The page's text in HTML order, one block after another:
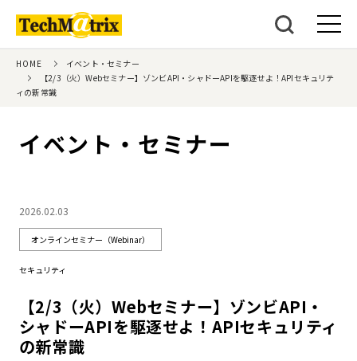
HOME
イベント・セミナー
【2/3（火）Webセミナー】ゾンビAPI・シャドーAPIを駆逐せよ！APIセキュリテ
ィの新常識
イベント・セミナー
2026.02.03
オンラインセミナー（Webinar）
セキュリティ
【2/3（火）Webセミナー】ゾンビAPI・
シャドーAPIを駆逐せよ！APIセキュリティ
の新常識